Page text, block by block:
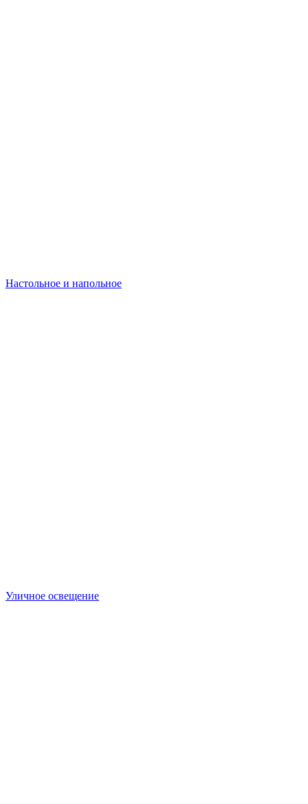
Настольное и напольное
Уличное освещение